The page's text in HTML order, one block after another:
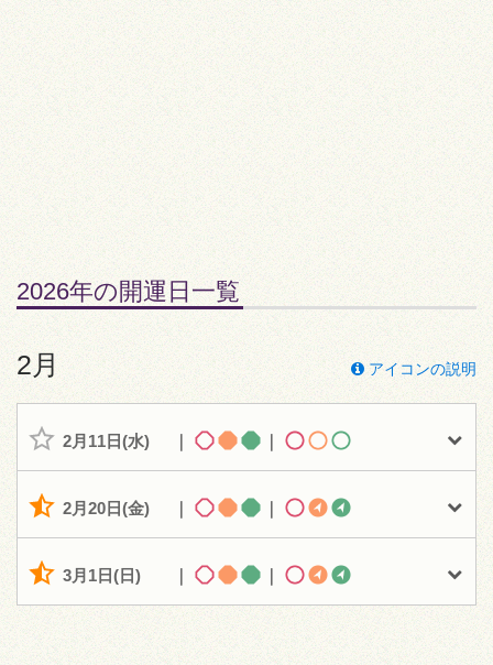
2026年の開運日一覧
2月 アイコンの説明
2月11日(水)
2月20日(金)
3月1日(日)